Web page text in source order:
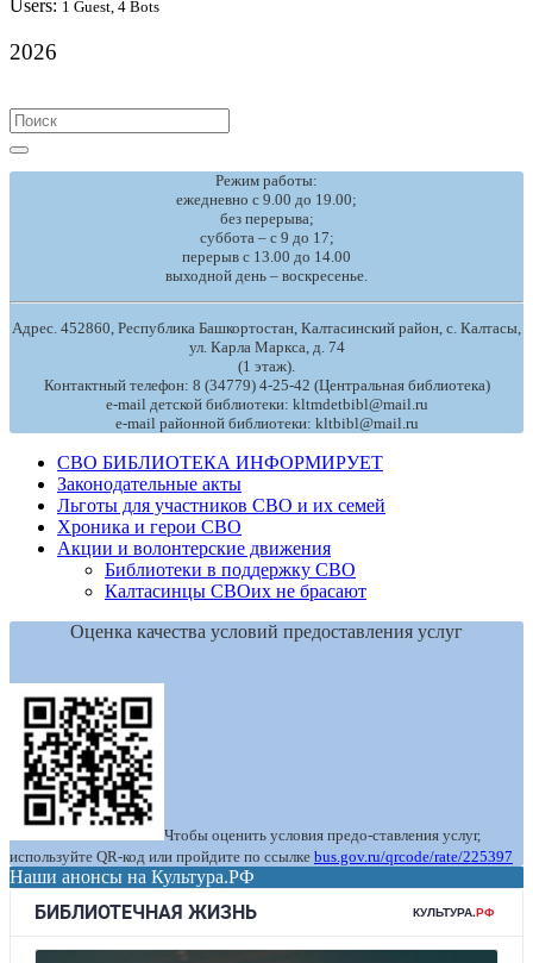
Users: 1 Guest, 4 Bots
2026
Search
for:
Режим работы:
ежедневно с 9.00 до 19.00;
без перерыва;
суббота – с 9 до 17;
перерыв с 13.00 до 14.00
выходной день – воскресенье.
Адрес. 452860, Республика Башкортостан, Калтасинский район, с. Калтасы,
ул. Карла Маркса, д. 74
(1 этаж).
Контактный телефон: 8 (34779) 4-25-42 (Центральная библиотека)
e-mail детской библиотеки: kltmdetbibl@mail.ru
e-mail районной библиотеки: kltbibl@mail.ru
СВО БИБЛИОТЕКА ИНФОРМИРУЕТ
Законодательные акты
Льготы для участников СВО и их семей
Хроника и герои СВО
Акции и волонтерские движения
Библиотеки в поддержку СВО
Калтасинцы СВОих не брасают
Оценка качества условий предоставления услуг
Чтобы оценить условия предо-ставления услуг,
используйте QR-код или пройдите по ссылке bus.gov.ru/qrcode/rate/225397
Наши анонсы на Культура.РФ